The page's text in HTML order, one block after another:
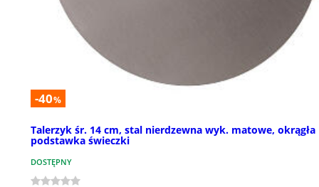
-40%
Talerzyk śr. 14 cm, stal nierdzewna wyk. matowe, okrągła
podstawka świeczki
DOSTĘPNY